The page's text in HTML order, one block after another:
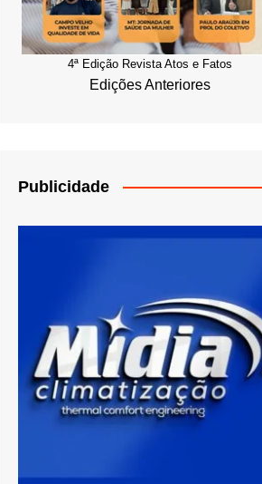
4ª Edição Revista Atos e Fatos
Edições Anteriores
Publicidade